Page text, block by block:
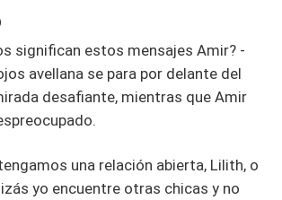
significan estos mensajes Amir? -
avellana se para por delante del
desafiante, mientras que Amir
una relación abierta, Lilith, o
yo encuentre otras chicas y no